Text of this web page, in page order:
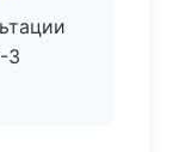
3